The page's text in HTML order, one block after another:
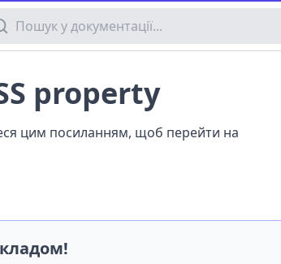
у документації
property
цим посиланням, щоб перейти на